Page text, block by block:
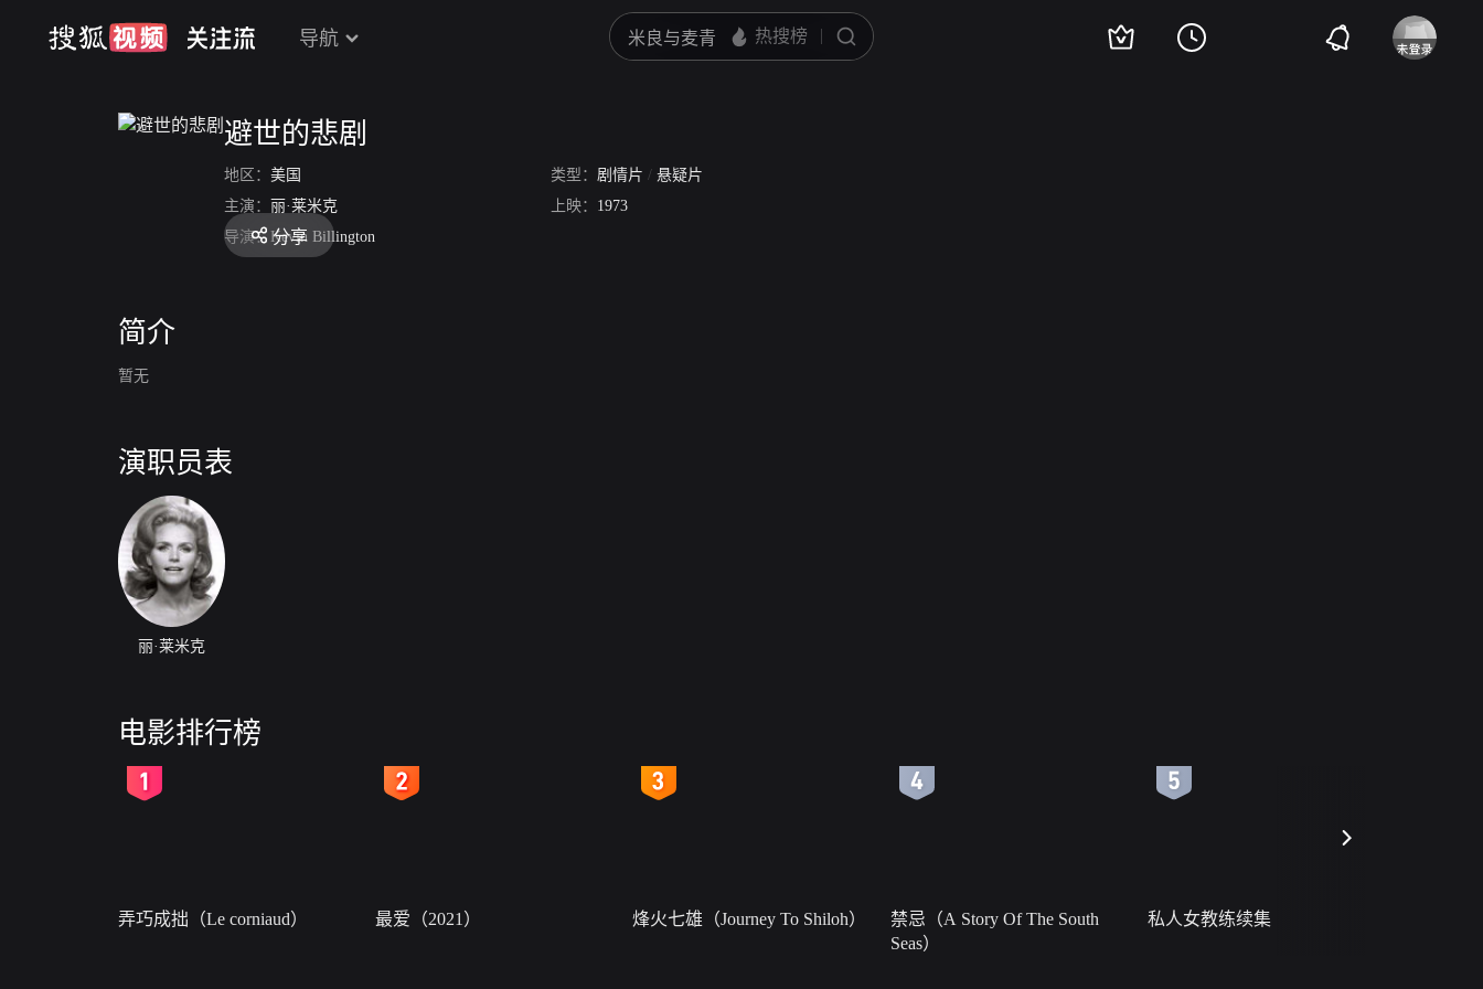
导航
避世的悲剧
地区： 美国 类型： 剧情片 / 悬疑片
主演： 丽·莱米克 上映： 1973
导演： Kevin Billington
分享
简介
暂无
演职员表
丽·莱米克
电影排行榜
弄巧成拙（Le corniaud） 最爱（2021） 烽火七雄（Journey To Shiloh）
禁忌（A Story Of The South
Seas）
私人女教练续集